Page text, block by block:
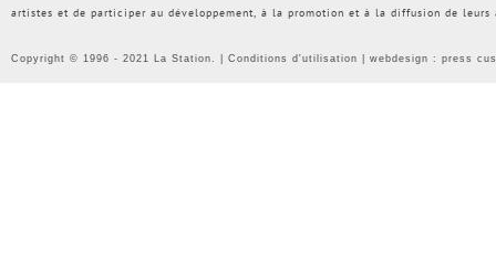
artistes et de participer au développement, à la promotion et à la diffusion de
Copyright © 1996 - 2021 La Station. | Conditions d'utilisation | webdesign : press